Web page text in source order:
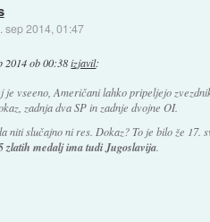
sep 2014, 01:47
2014 ob 00:38 izjavil:
je vseeno, Američani lahko pripeljejo
zadnja dva SP in zadnje dvojne OI.
niti slučajno ni res. Dokaz? To je bilo že 17.
zlatih medalj ima tudi Jugoslavija.